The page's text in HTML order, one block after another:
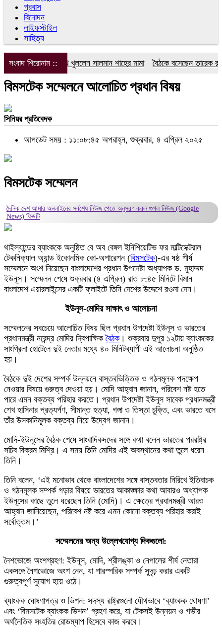
প্রবাস
বিনোদন
লাইফস্টাইল
সাহিত্য
সংবাদ শিরোনাম ::
এবার মুখ খুললেন সালমান শাহের মামা বৈঠকে বসেছেন তারেক রহমান-
বিমসটেক সম্মেলনে আলোচিত প্রধান বিষয়
সিনিয়র প্রতিবেদক
আপডেট সময় : ১১:০৮:৪৫ অপরাহ্ন, শুক্রবার, ৪ এপ্রিল ২০২৫
বিমসটেক সম্মেলন
দৈনিক দেশ আমার অনলাইনের সর্বশেষ নিউজ পেতে অনুসরণ করুন গুগল নিউজ (Google
News) ফিডটি
থাইল্যান্ডের ব্যাংককে অনুষ্ঠিত বে অব বেঙ্গল ইনিশিয়েটিভ ফর মাল্টিসেক্টরাল
টেকনিক্যাল অ্যান্ড ইকোনমিক কো-অপারেশন (বিমসটেক)-এর ষষ্ঠ শীর্ষ
সম্মেলনে অংশ নিয়েছেন বাংলাদেশের প্রধান উপদেষ্টা অধ্যাপক ড. মুহাম্মদ
ইউনূস। সম্মেলন শেষে শুক্রবার (৪ এপ্রিল) রাত ৮:৪৫ মিনিটে বিমান
বাংলাদেশ এয়ারলাইন্সের একটি ফ্লাইটে তিনি দেশের উদ্দেশে রওনা দেন।
ইউনূস-মোদির সাক্ষাৎ ও আলোচনা
সম্মেলনের সবচেয়ে আলোচিত বিষয় ছিল প্রধান উপদেষ্টা ইউনূস ও ভারতের
প্রধানমন্ত্রী নরেন্দ্র মোদির দ্বিপাক্ষিকবৈঠক। শুক্রবার দুপুর ১২টায় ব্যাংককের
সাংগ্রিলা হোটেলে দুই নেতার মধ্যে ৪০ মিনিটব্যাপী এই আলোচনা অনুষ্ঠিত
হয়।
বৈঠকে দুই দেশের সম্পর্ক উন্নয়নে বাস্তবভিত্তিক ও গঠনমূলক পদক্ষেপ
নেওয়ার বিষয়ে গুরুত্ব দেওয়া হয়। মোদি আহ্বান জানান, পরিবেশ নষ্ট হতে
পারে এমন বক্তব্য পরিহার করতে। প্রধান উপদেষ্টা ইউনূস সাবেক প্রধানমন্ত্রী
শেখ হাসিনার প্রত্যর্পণ, সীমান্ত হত্যা, গঙ্গা ও তিস্তা চুক্তি, এবং ভারতে বসে
তাঁর উসকানিমূলক বক্তব্য নিয়ে উদ্বেগ জানান।
মোদি-ইউনূসের বৈঠক শেষে সাংবাদিকদদের সঙ্গে কথা বলেন ভারতের পররাষ্ট্র
সচিব বিক্রম মিশ্রি। এ সময় তিনি মোদির এই অবস্থানের কথা তুলে ধরেন
তিনি।
তিনি বলেন, ‘এই মনোভাব থেকে বাংলাদেশের সঙ্গে বাস্তবতার নিরিখে ইতিবাচক
ও গঠনমূলক সম্পর্ক গড়ার বিষয়ে ভারতের আকাঙ্ক্ষার কথা আবারও অধ্যাপক
ইউনূসের কাছে তুলে ধরেছেন তিনি (মোদি)। এ ক্ষেত্রে প্রধানমন্ত্রী আরও
আহ্বান জানিয়েছেন, পরিবেশ নষ্ট করে এমন কোনো বক্তব্য পরিহার করাই
সর্বোত্তম।’
সম্মেলনের অন্য উল্লেখযোগ্য দিকগুলো:
নৈশভোজে অংশগ্রহণ: ইউনূস, মোদি, শ্রীলঙ্কা ও নেপালের শীর্ষ নেতারা
একসঙ্গে নৈশভোজে অংশ নেন, যা পারস্পরিক সম্পর্ক সুদৃঢ় করার একটি
গুরুত্বপূর্ণ সুযোগ হয়ে ওঠে।
ব্যাংকক ঘোষণাপত্র ও ভিশন: সদস্য রাষ্ট্রগুলো যৌথভাবে ‘ব্যাংকক ঘোষণা’
এবং ‘বিমসটেক ব্যাংকক ভিশন’ গ্রহণ করে, যা টেকসই উন্নয়ন ও গভীর
অর্থনৈতিক সংহতির রোডম্যাপ হিসেবে কাজ করবে।